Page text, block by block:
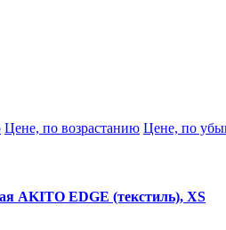
Цене, по возрастанию Цене, по
AKITO EDGE (текстиль), XS